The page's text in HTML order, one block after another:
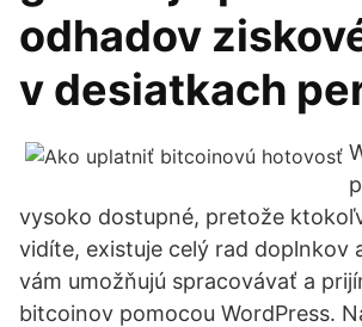
odhadov
v desiatkach
vysoko dostupné, pretože
vidíte, existuje celý rad doplnkov
vám umožňujú spracovávať a
bitcoinov pomocou WordPress.